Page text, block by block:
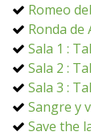
Romeo
Ronda de
Sala 1 :
Sala 2 :
Sala 3 :
Sangre y
Save the